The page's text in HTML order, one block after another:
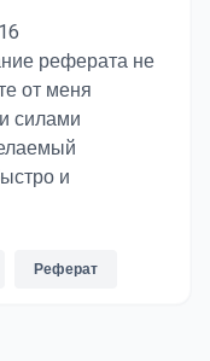
реферата не
от меня
силами
и
Реферат